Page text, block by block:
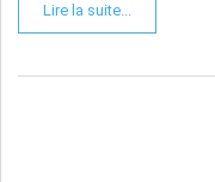
Lire la suite...